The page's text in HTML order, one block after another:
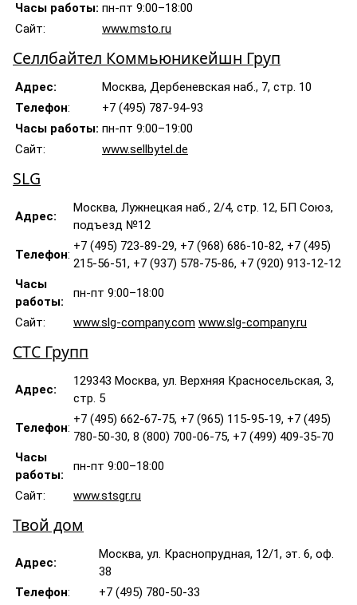
Часы работы: пн-пт 9:00–18:00
Сайт:
www.msto.ru
Селлбайтел Коммьюникейшн Груп
Адрес:
Москва, Дербеневская наб., 7, стр. 10
Телефон:
+7 (495) 787-94-93
Часы работы: пн-пт 9:00–19:00
Сайт:
www.sellbytel.de
SLG
Адрес:
Москва, Лужнецкая наб., 2/4, стр. 12, БП Союз,
подъезд №12
Телефон:
+7 (495) 723-89-29, +7 (968) 686-10-82, +7 (495)
215-56-51, +7 (937) 578-75-86, +7 (920) 913-12-12
Часы
работы:
пн-пт 9:00–18:00
Сайт: www.slg-company.com www.slg-company.ru
СТС Групп
Адрес:
129343 Москва, ул. Верхняя Красносельская, 3,
стр. 5
Телефон:
+7 (495) 662-67-75, +7 (965) 115-95-19, +7 (495)
780-50-30, 8 (800) 700-06-75, +7 (499) 409-35-70
Часы
работы:
пн-пт 9:00–18:00
Сайт: www.stsgr.ru
Твой дом
Адрес:
Москва, ул. Краснопрудная, 12/1, эт. 6, оф.
38
Телефон:
+7 (495) 780-50-33